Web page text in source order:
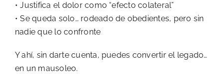
• Justifica el dolor como “efecto colateral”
• Se queda solo… rodeado de obedientes, pero sin
nadie que lo confronte
Y ahí, sin darte cuenta, puedes convertir el legado…
en un mausoleo.